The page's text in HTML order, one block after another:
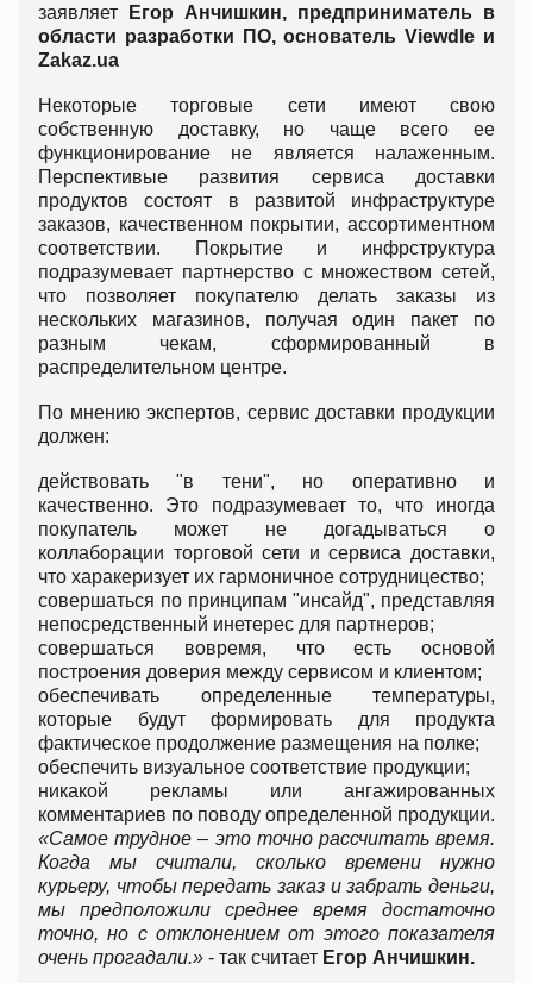
заявляет
Егор Анчишкин, предприниматель в
области разработки ПО, основатель Viewdle и
Zakaz.ua
Некоторые торговые сети имеют свою
собственную доставку, но чаще всего ее
функционирование не является налаженным.
Перспективые развития сервиса доставки
продуктов состоят в развитой инфраструктуре
заказов, качественном покрытии, ассортиментном
соответствии. Покрытие и инфрструктура
подразумевает партнерство с множеством сетей,
что позволяет покупателю делать заказы из
нескольких магазинов, получая один пакет по
разным чекам, сформированный в
распределительном центре.
По мнению экспертов, сервис доставки продукции
должен:
действовать "в тени", но оперативно и
качественно. Это подразумевает то, что иногда
покупатель может не догадываться о
коллаборации торговой сети и сервиса доставки,
что харакеризует их гармоничное сотрудницество;
совершаться по принципам "инсайд", представляя
непосредственный инетерес для партнеров;
совершаться вовремя, что есть основой
построения доверия между сервисом и клиентом;
обеспечивать определенные температуры,
которые будут формировать для продукта
фактическое продолжение размещения на полке;
обеспечить визуальное соответствие продукции;
никакой рекламы или ангажированных
комментариев по поводу определенной продукции.
«Самое трудное – это точно рассчитать время.
Когда мы считали, сколько времени нужно
курьеру, чтобы передать заказ и забрать деньги,
мы предположили среднее время достаточно
точно, но с отклонением от этого показателя
очень прогадали.» - так считает Егор Анчишкин.